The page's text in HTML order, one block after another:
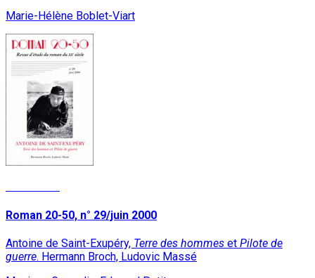
Marie-Hélène Boblet-Viart
Roman 20-50, n° 29/juin 2000
Antoine de Saint-Exupéry, Terre des hommes et Pilote de
guerre. Hermann Broch, Ludovic Massé